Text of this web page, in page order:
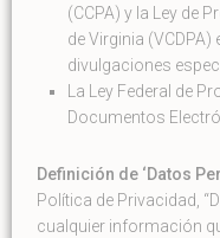
(CCPA) y la Ley de
de Virginia (VCDPA)
divulgaciones
La Ley Federal de
Documentos
Definición de ‘Datos
Política de Privacidad,
cualquier información